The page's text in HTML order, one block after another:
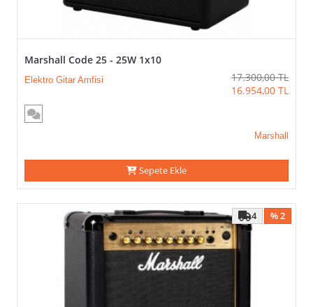
Marshall Code 25 - 25W 1x10
Elektro Gitar Amfisi 17.300,00 TL
16.954,00 TL
Marshall
Sepete Ekle
% 2
4